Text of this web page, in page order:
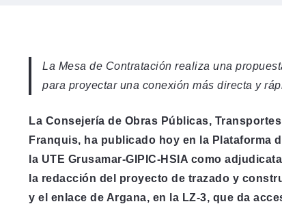
La Mesa de Contratación realiza una
para proyectar una conexión más directa y
La Consejería de Obras Públicas,
Franquis, ha publicado hoy en la Plataforma
la UTE Grusamar-GIPIC-HSIA como
la redacción del proyecto de trazado y
y el enlace de Argana, en la LZ-3, que da